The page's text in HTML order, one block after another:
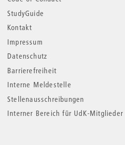
StudyGuide
Kontakt
Impressum
Datenschutz
Barrierefreiheit
Interne Meldestelle
Stellenausschreibungen
Interner Bereich für UdK-Mitglieder